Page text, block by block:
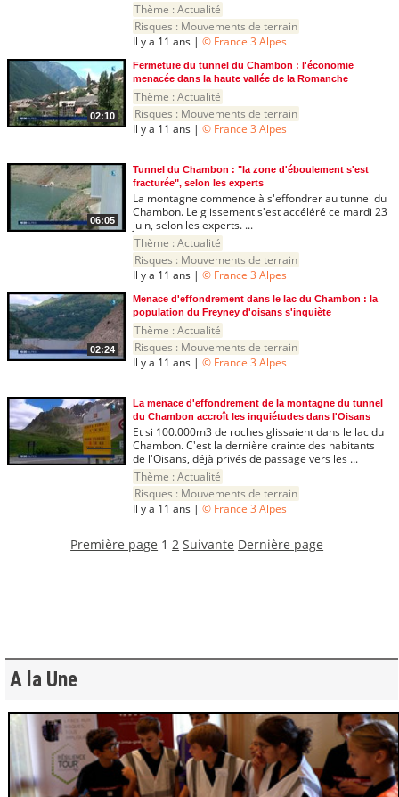
Thème : Actualité
Risques : Mouvements de terrain
Il y a 11 ans | © France 3 Alpes
02:10
Fermeture du tunnel du Chambon : l'économie
menacée dans la haute vallée de la Romanche
Thème : Actualité
Risques : Mouvements de terrain
Il y a 11 ans | © France 3 Alpes
06:05
Tunnel du Chambon : "la zone d'éboulement s'est
fracturée", selon les experts
La montagne commence à s'effondrer au tunnel du
Chambon. Le glissement s'est accéléré ce mardi 23
juin, selon les experts. ...
Thème : Actualité
Risques : Mouvements de terrain
Il y a 11 ans | © France 3 Alpes
02:24
Menace d'effondrement dans le lac du Chambon : la
population du Freyney d'oisans s'inquiète
Thème : Actualité
Risques : Mouvements de terrain
Il y a 11 ans | © France 3 Alpes
La menace d'effondrement de la montagne du tunnel
du Chambon accroît les inquiétudes dans l'Oisans
Et si 100.000m3 de roches glissaient dans le lac du
Chambon. C'est la dernière crainte des habitants
de l'Oisans, déjà privés de passage vers les ...
Thème : Actualité
Risques : Mouvements de terrain
Il y a 11 ans | © France 3 Alpes
Première page 1 2 Suivante Dernière page
A la Une